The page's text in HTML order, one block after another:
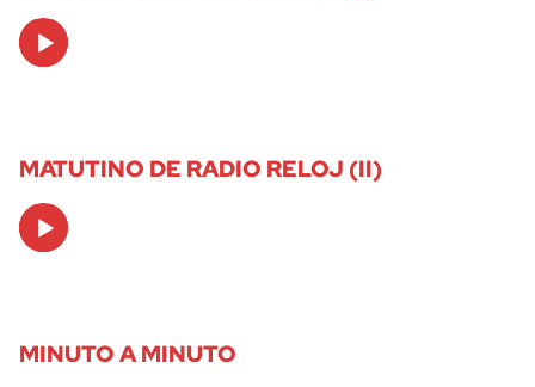
Audio
Player
MATUTINO DE RADIO RELOJ (II)
Audio
Player
MINUTO A MINUTO